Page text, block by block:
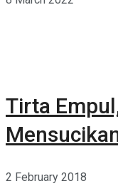
Tirta
2 February 2018